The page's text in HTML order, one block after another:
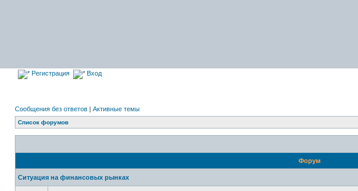
Регистрация Вход
Сообщения без ответов | Активные темы
Список форумов
Форум
Ситуация на финансовых рынках